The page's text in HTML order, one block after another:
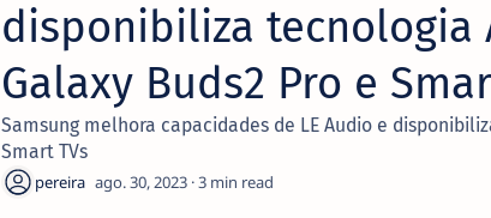
Siga o NetThings nas suas plataformas favoritas:
News Facebook
disponibiliza tecnologia
Galaxy Buds2 Pro e
Samsung melhora capacidades de LE Audio e
Smart TVs
3